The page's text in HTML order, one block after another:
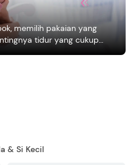
memilih pakaian yang
tidur yang cukup
& Si Kecil